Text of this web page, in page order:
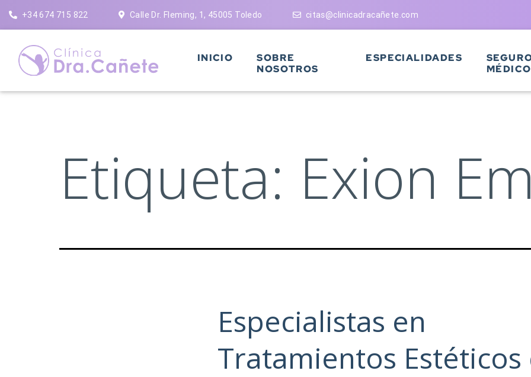
+34 674 715 822 Calle Dr. Fleming, 1, 45005 Toledo citas@clinicadracañete.com
INICIO
SOBRE
NOSOTROS
ESPECIALIDADES
Etiqueta: Exion
Especialistas en
Tratamientos Estéticos